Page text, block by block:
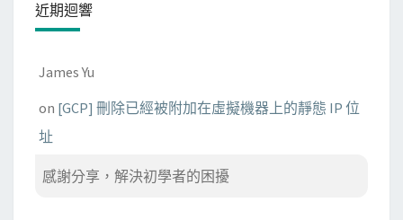
近期迴響
James Yu
on [GCP] 刪除已經被附加在虛擬機器上的靜態 IP 位
址
感謝分享，解決初學者的困擾